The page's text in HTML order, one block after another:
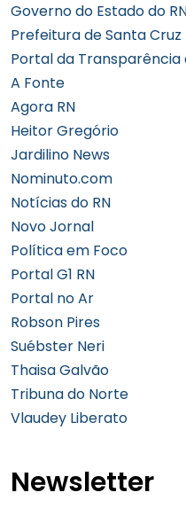
Governo do Estado do
Prefeitura de Santa Cruz
Portal da Transparência
A Fonte
Agora RN
Heitor Gregório
Jardilino News
Nominuto.com
Notícias do RN
Novo Jornal
Política em Foco
Portal G1 RN
Portal no Ar
Robson Pires
Suébster Neri
Thaisa Galvão
Tribuna do Norte
Vlaudey Liberato
Newsletter